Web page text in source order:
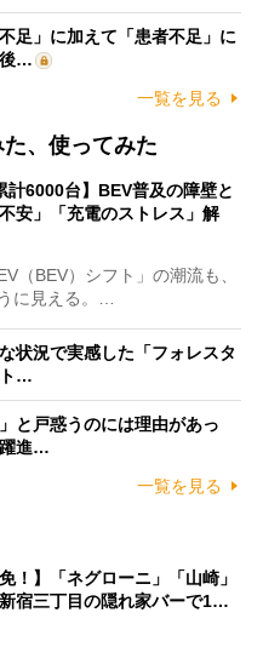
足」に加えて「患者不足」に
後…
一覧を見る
、使ってみた
計6000台】BEV普及の障壁と
安」「充電のストレス」解
（BEV）シフト」の潮流も、
に見える。…
状況で実感した「フォレスタ
…
と戸惑うのには理由があっ
進…
一覧を見る
！】「ネグローニ」「山崎」
新宿三丁目の隠れ家バーで1…